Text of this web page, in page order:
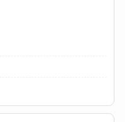
セリア等で帽子クリ